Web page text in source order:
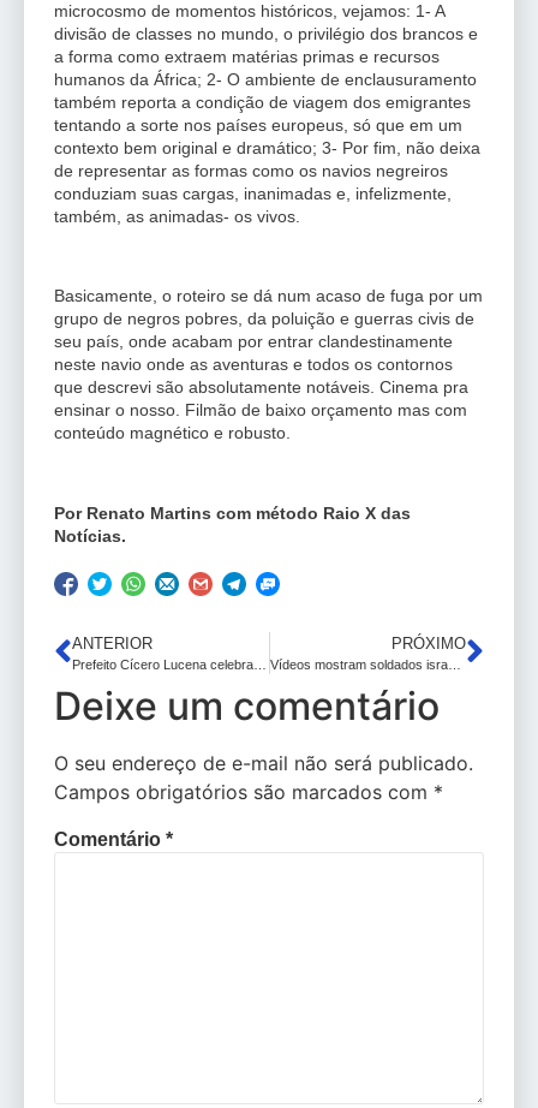
microcosmo de momentos históricos, vejamos: 1- A
divisão de classes no mundo, o privilégio dos brancos e
a forma como extraem matérias primas e recursos
humanos da África; 2- O ambiente de enclausuramento
também reporta a condição de viagem dos emigrantes
tentando a sorte nos países europeus, só que em um
contexto bem original e dramático; 3- Por fim, não deixa
de representar as formas como os navios negreiros
conduziam suas cargas, inanimadas e, infelizmente,
também, as animadas- os vivos.
Basicamente, o roteiro se dá num acaso de fuga por um
grupo de negros pobres, da poluição e guerras civis de
seu país, onde acabam por entrar clandestinamente
neste navio onde as aventuras e todos os contornos
que descrevi são absolutamente notáveis. Cinema pra
ensinar o nosso. Filmão de baixo orçamento mas com
conteúdo magnético e robusto.
Por Renato Martins com método Raio X das
Notícias.
ANTERIOR PRÓXIMO
Vídeos mostram soldados israelenses queimando comida e vandalizando lojas em Gaza: Israel diz que punirá soldados envolvidos
Deixe um comentário
O seu endereço de e-mail não será publicado.
Campos obrigatórios são marcados com *
Comentário *